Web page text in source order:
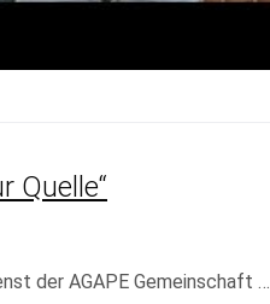
Quelle“
der AGAPE Gemeinschaft …